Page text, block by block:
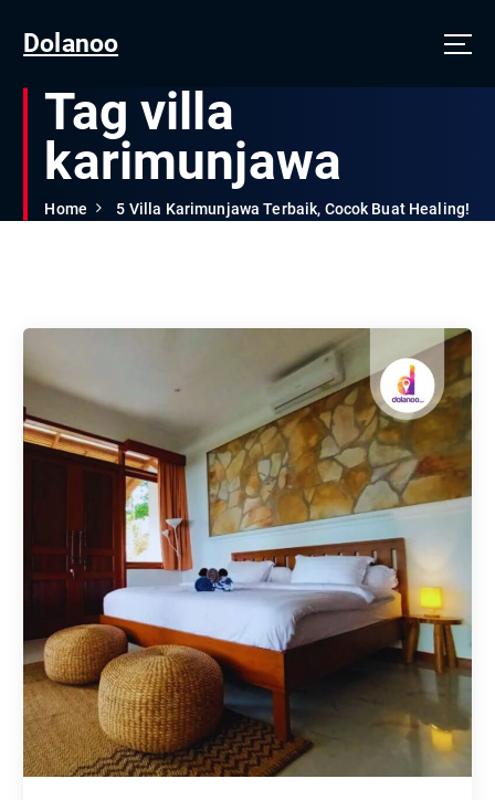
Dolanoo
Tag villa
karimunjawa
Home 5 Villa Karimunjawa Terbaik, Cocok Buat Healing!